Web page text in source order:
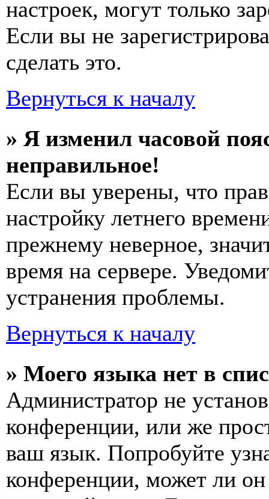
настроек, могут только
Если вы не
сделать это.
Вернуться к началу
» Я изменил часовой
неправильное!
Если вы уверены, что
настройку летнего
прежнему неверное,
время на сервере.
устранения проблемы.
Вернуться к началу
» Моего языка нет в
Администратор не
конференции, или же
ваш язык. Попробуйте
конференции, может ли